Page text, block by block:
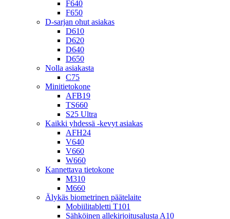
F640
F650
D-sarjan ohut asiakas
D610
D620
D640
D650
Nolla asiakasta
C75
Minitietokone
AFB19
TS660
S25 Ultra
Kaikki yhdessä -kevyt asiakas
AFH24
V640
V660
W660
Kannettava tietokone
M310
M660
Älykäs biometrinen päätelaite
Mobiilitabletti T101
Sähköinen allekirjoitusalusta A10